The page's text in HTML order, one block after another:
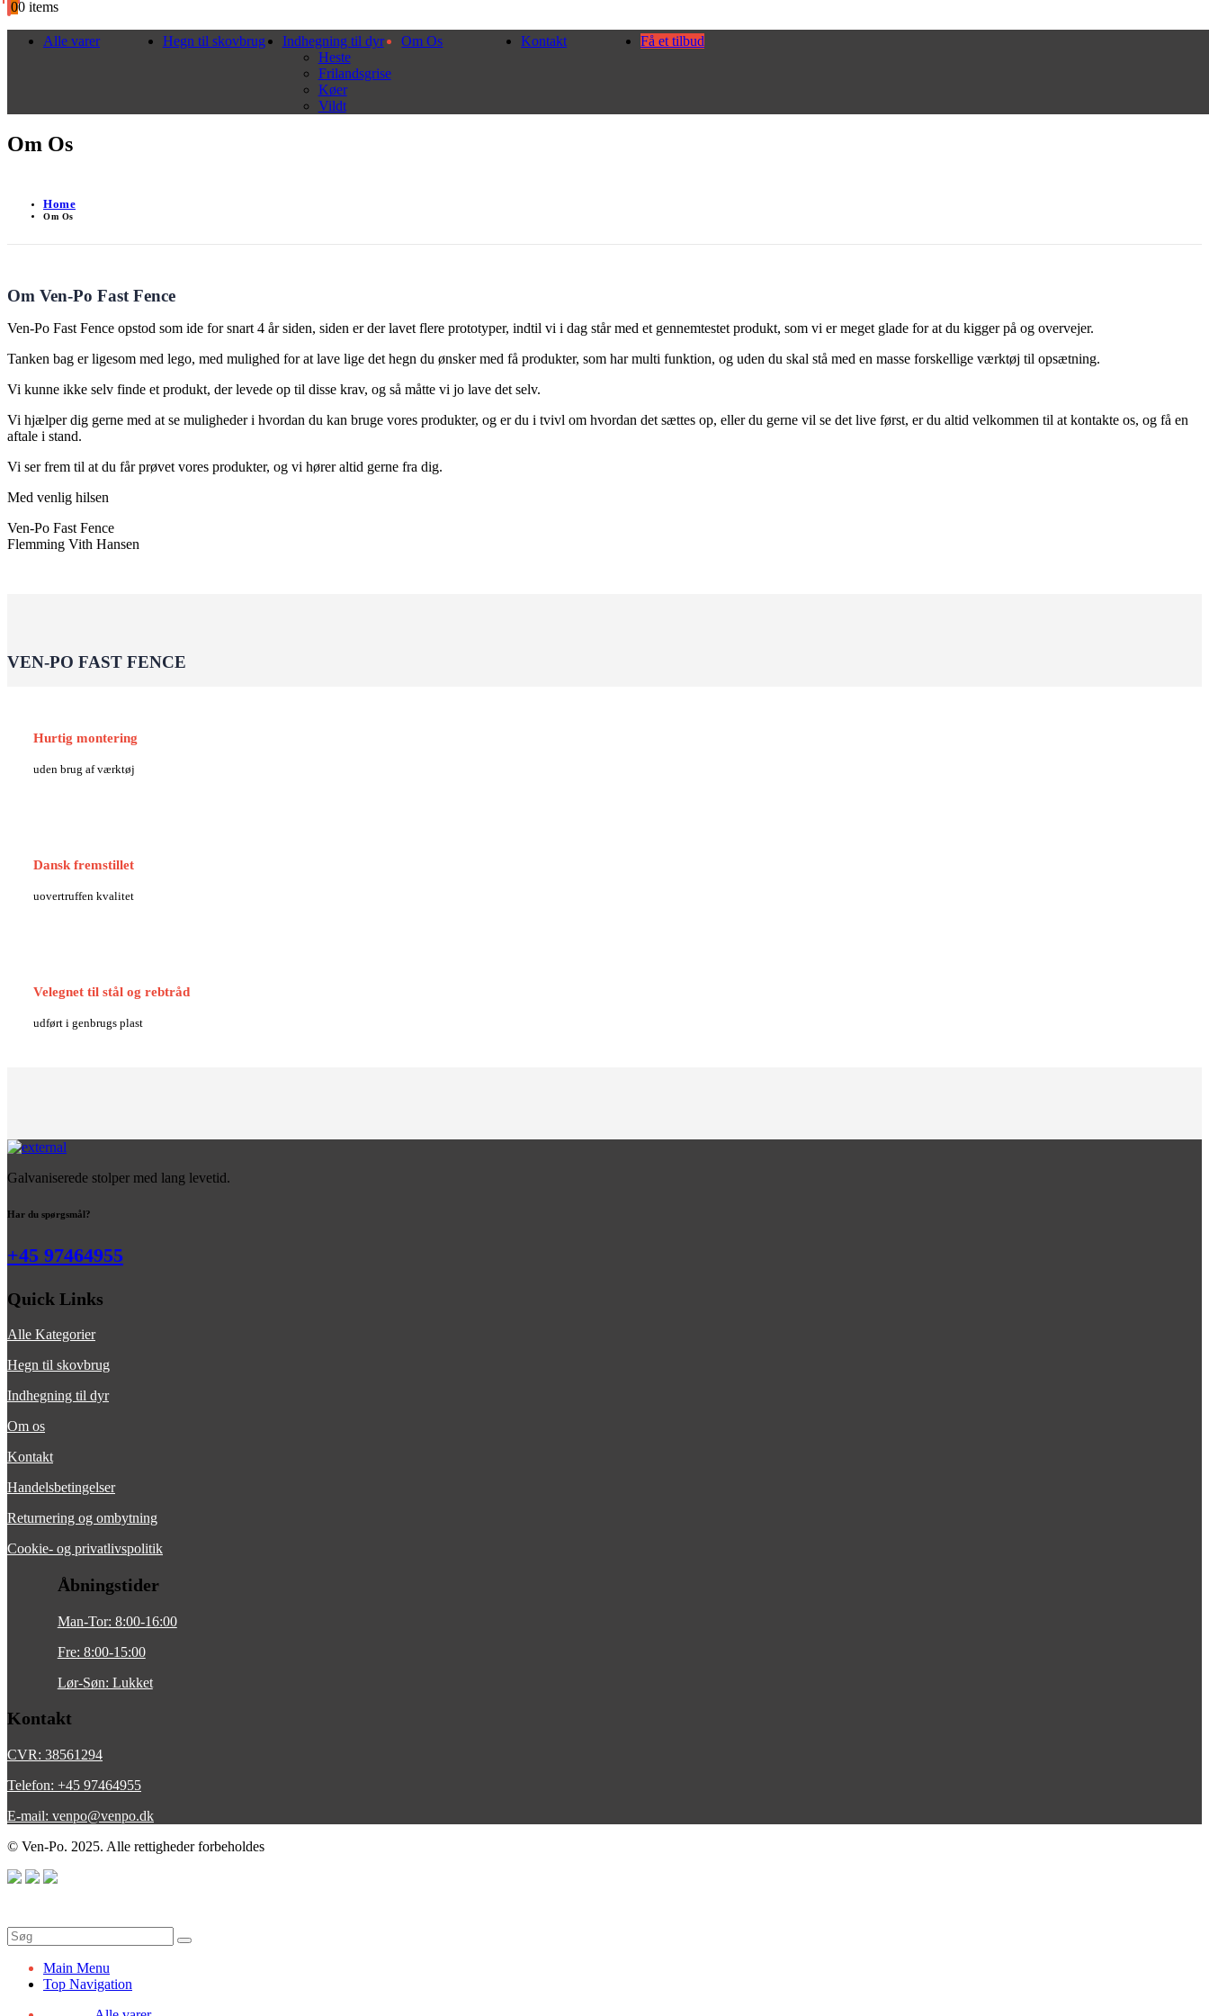
00 items
Alle varer Hegn til skovbrug
Indhegning til dyr
Heste
Frilandsgrise
Køer
Vildt
Om Os Kontakt Få et tilbud
Om Os
Home
Om Os
Om Ven-Po Fast Fence
Ven-Po Fast Fence opstod som ide for snart 4 år siden, siden er der lavet flere prototyper, indtil vi i dag står med et gennemtestet produkt, som vi er meget glade for at du kigger på og overvejer.
Tanken bag er ligesom med lego, med mulighed for at lave lige det hegn du ønsker med få produkter, som har multi funktion, og uden du skal stå med en masse forskellige værktøj til opsætning.
Vi kunne ikke selv finde et produkt, der levede op til disse krav, og så måtte vi jo lave det selv.
Vi hjælper dig gerne med at se muligheder i hvordan du kan bruge vores produkter, og er du i tvivl om hvordan det sættes op, eller du gerne vil se det live først, er du altid velkommen til at kontakte os, og få en
aftale i stand.
Vi ser frem til at du får prøvet vores produkter, og vi hører altid gerne fra dig.
Med venlig hilsen
Ven-Po Fast Fence
Flemming Vith Hansen
VEN-PO FAST FENCE
Hurtig montering
uden brug af værktøj
Dansk fremstillet
uovertruffen kvalitet
Velegnet til stål og rebtråd
udført i genbrugs plast
Galvaniserede stolper med lang levetid.
Har du spørgsmål?
+45 97464955
Quick Links
Alle Kategorier
Hegn til skovbrug
Indhegning til dyr
Om os
Kontakt
Handelsbetingelser
Returnering og ombytning
Cookie- og privatlivspolitik
Åbningstider
Man-Tor: 8:00-16:00
Fre: 8:00-15:00
Lør-Søn: Lukket
Kontakt
CVR: 38561294
Telefon: +45 97464955
E-mail: venpo@venpo.dk
© Ven-Po. 2025. Alle rettigheder forbeholdes
Main Menu
Top Navigation